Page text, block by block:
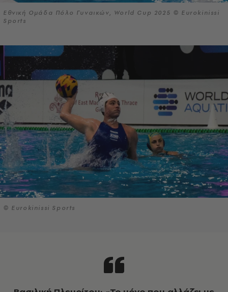
Εθνική Ομάδα Πόλο Γυναικών, World Cup 2025 © Eurokinissi
Sports
© Eurokinissi Sports